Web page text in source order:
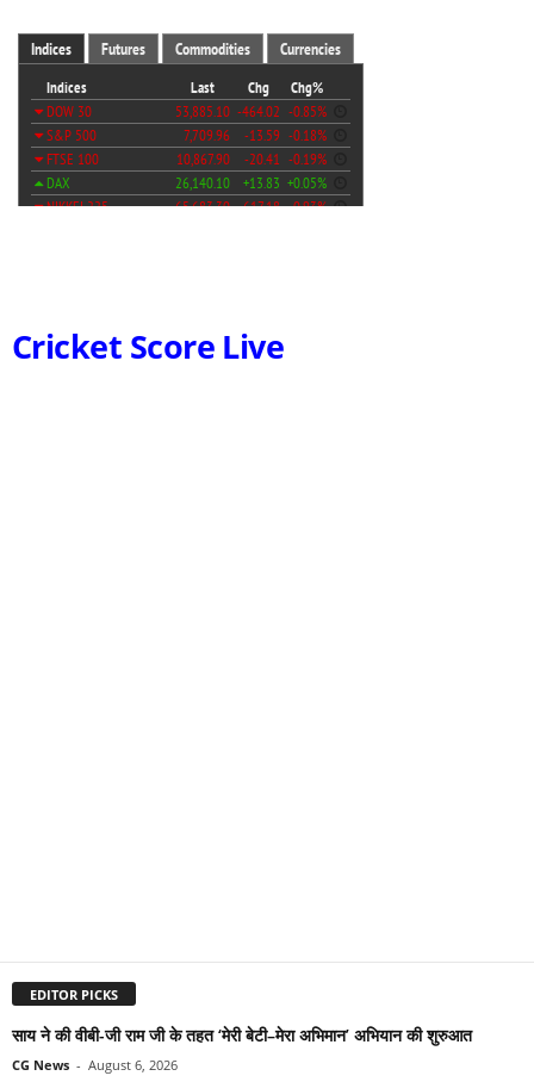
Cricket Score Live
EDITOR PICKS
साय ने की वीबी-जी राम जी के तहत ‘मेरी बेटी–मेरा अभिमान’ अभियान की शुरुआत
CG News - August 6, 2026